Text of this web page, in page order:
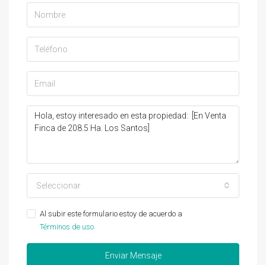
Seleccionar
Al subir este formulario estoy de acuerdo a
Términos de uso
Enviar Mensaje